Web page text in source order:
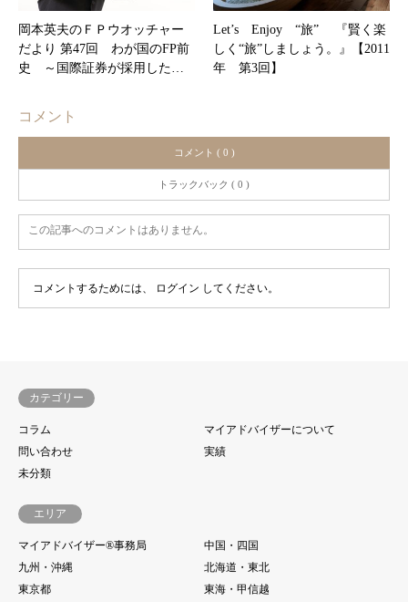
岡本英夫のＦＰウオッチャー
だより 第47回 わが国のFP前
史 ～国際証券が採用した…
Let’s Enjoy “旅” 『賢く楽
しく“旅”しましょう。』【2011
年 第3回】
コメント
コメント ( 0 )
トラックバック ( 0 )
この記事へのコメントはありません。
コメントするためには、 ログイン してください。
カテゴリー
コラム
マイアドバイザーについて
問い合わせ
実績
未分類
エリア
マイアドバイザー®事務局
中国・四国
九州・沖縄
北海道・東北
東京都
東海・甲信越